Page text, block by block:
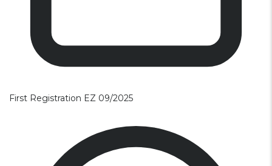
First Registration EZ 09/2025